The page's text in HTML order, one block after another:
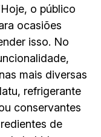
o público
ocasiões
isso. No
mais diversas
refrigerante
conservantes
de